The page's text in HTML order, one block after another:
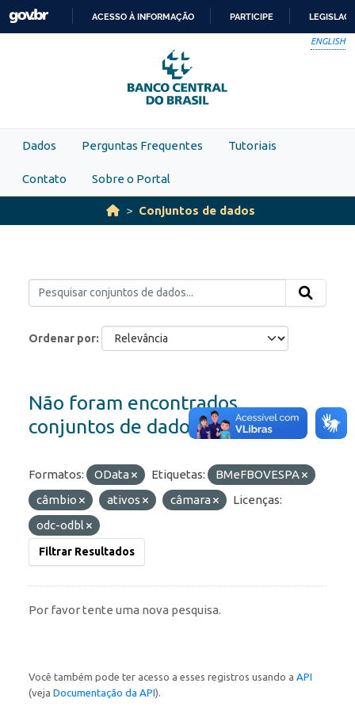
Skip to main content
PARA
O
CONTEÚDO
ACESSO À INFORMAÇÃO PARTICIPE
ENGLISH
Dados Perguntas Frequentes Tutoriais
Contato Sobre o Portal
Conjuntos de dados
Ordenar por
Não foram encontrados
conjuntos de dados
Formatos: OData Etiquetas:
BMeFBOVESPA
câmbio
ativos câmara
Licenças:
odc-odbl
Filtrar Resultados
Por favor tente uma nova pesquisa.
Você também pode ter acesso a esses registros usando a API
(veja Documentação da API).